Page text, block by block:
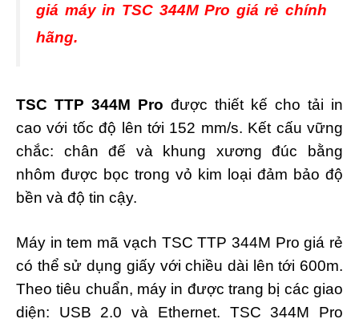
giá máy in TSC 344M Pro giá rẻ chính
hãng.
TSC TTP 344M Pro được thiết kế cho tải in
cao với tốc độ lên tới 152 mm/s. Kết cấu vững
chắc: chân đế và khung xương đúc bằng
nhôm được bọc trong vỏ kim loại đảm bảo độ
bền và độ tin cậy.
Máy in tem mã vạch TSC TTP 344M Pro giá rẻ
có thể sử dụng giấy với chiều dài lên tới 600m.
Theo tiêu chuẩn, máy in được trang bị các giao
diện: USB 2.0 và Ethernet. TSC 344M Pro